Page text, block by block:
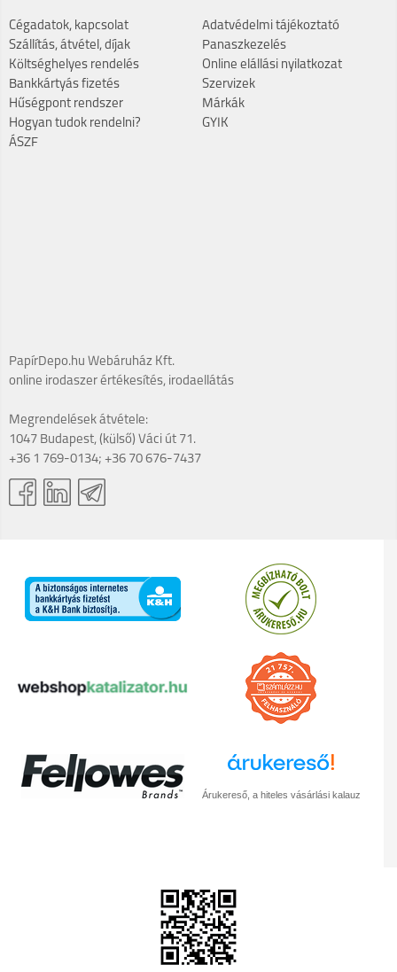
Cégadatok, kapcsolat
Szállítás, átvétel, díjak
Költséghelyes rendelés
Bankkártyás fizetés
Hűségpont rendszer
Hogyan tudok rendelni?
ÁSZF
Adatvédelmi tájékoztató
Panaszkezelés
Online elállási nyilatkozat
Szervizek
Márkák
GYIK
PapírDepo.hu Webáruház Kft.
online irodaszer értékesítés, irodaellátás
Megrendelések átvétele:
1047 Budapest, (külső) Váci út 71.
+36 1 769-0134; +36 70 676-7437
Árukereső, a hiteles vásárlási kalauz